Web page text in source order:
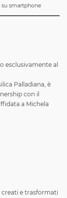
smartphone
esclusivamente al
Palladiana, è
con il
a Michela
creati e trasformati